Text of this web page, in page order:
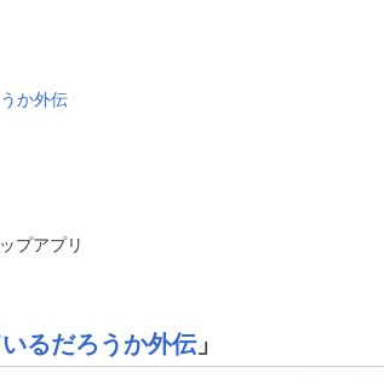
か外伝
プアプリ
るだろうか外伝」